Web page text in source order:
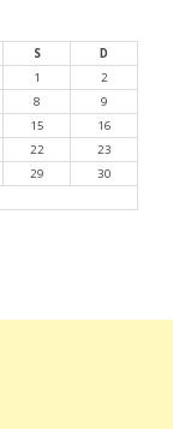
S
D
1
2
8
9
15
16
22
23
29
30